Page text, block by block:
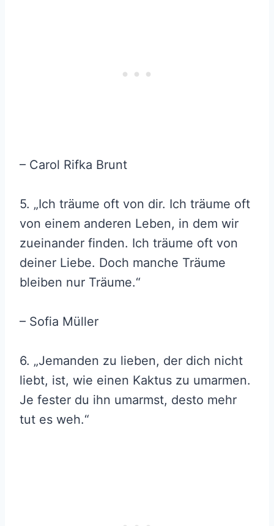
– Carol Rifka Brunt
5. „Ich träume oft von dir. Ich träume oft
von einem anderen Leben, in dem wir
zueinander finden. Ich träume oft von
deiner Liebe. Doch manche Träume
bleiben nur Träume.“
– Sofia Müller
6. „Jemanden zu lieben, der dich nicht
liebt, ist, wie einen Kaktus zu umarmen.
Je fester du ihn umarmst, desto mehr
tut es weh.“